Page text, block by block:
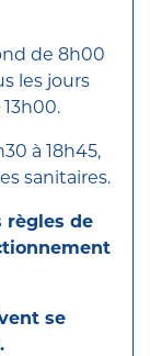
de 8h00
les jours
à 18h45,
sanitaires.
règles de
se